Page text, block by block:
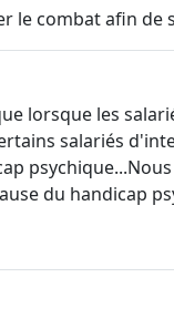
le combat afin
lorsque les
salariés
du handicap